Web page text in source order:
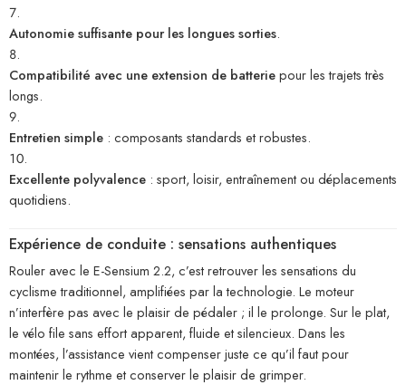
Autonomie suffisante pour les longues sorties.
Compatibilité avec une extension de batteriepour les trajets très
longs.
Entretien simple : composants standards et robustes.
Excellente polyvalence : sport, loisir, entraînement ou déplacements
quotidiens.
Expérience de conduite : sensations authentiques
Rouler avec le E-Sensium 2.2, c’est retrouver les sensations du
cyclisme traditionnel, amplifiées par la technologie. Le moteur
n’interfère pas avec le plaisir de pédaler ; il le prolonge. Sur le plat,
le vélo file sans effort apparent, fluide et silencieux. Dans les
montées, l’assistance vient compenser juste ce qu’il faut pour
maintenir le rythme et conserver le plaisir de grimper.